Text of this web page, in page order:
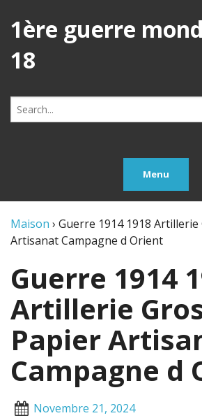
1ère guerre
18
Search
for:
Menu
Maison › Guerre 1914 1918
Artisanat Campagne d Orient
Guerre 1914
Artillerie
Papier
Campagne d
Novembre 21, 2024